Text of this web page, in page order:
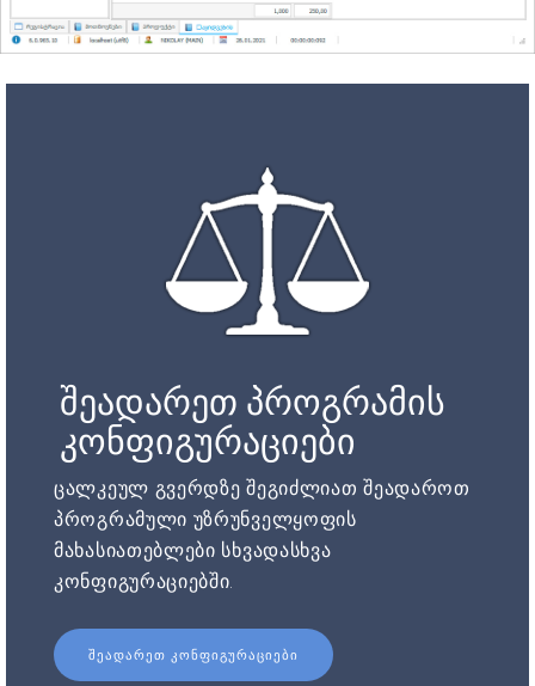
შეადარეთ პროგრამის
კონფიგურაციები
ცალკეულ გვერდზე შეგიძლიათ შეადაროთ
პროგრამული უზრუნველყოფის
მახასიათებლები სხვადასხვა
კონფიგურაციებში.
ᲨᲔᲐᲓᲐᲠᲔᲗ ᲙᲝᲜᲤᲘᲒᲣᲠᲐᲪᲘᲔᲑᲘ